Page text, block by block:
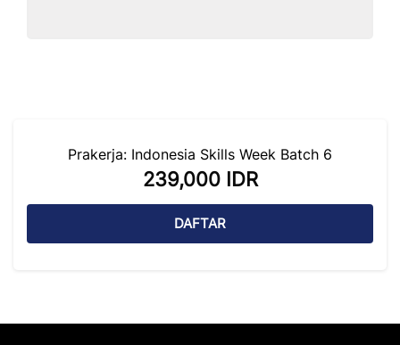
Prakerja: Indonesia Skills Week Batch 6
239,000 IDR
DAFTAR